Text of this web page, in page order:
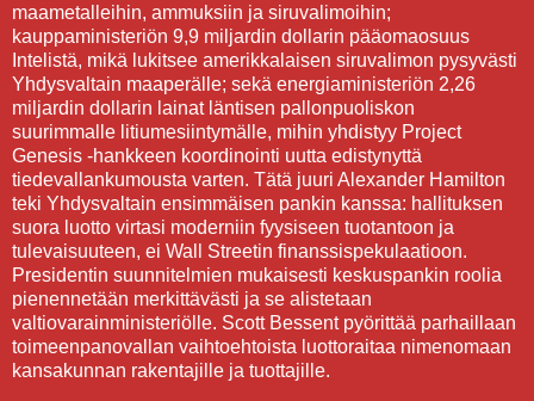
maametalleihin, ammuksiin ja siruvalimoihin;
kauppaministeriön 9,9 miljardin dollarin pääomaosuus
Intelistä, mikä lukitsee amerikkalaisen siruvalimon pysyvästi
Yhdysvaltain maaperälle; sekä energiaministeriön 2,26
miljardin dollarin lainat läntisen pallonpuoliskon
suurimmalle litiumesiintymälle, mihin yhdistyy Project
Genesis -hankkeen koordinointi uutta edistynyttä
tiedevallankumousta varten. Tätä juuri Alexander Hamilton
teki Yhdysvaltain ensimmäisen pankin kanssa: hallituksen
suora luotto virtasi moderniin fyysiseen tuotantoon ja
tulevaisuuteen, ei Wall Streetin finanssispekulaatioon.
Presidentin suunnitelmien mukaisesti keskuspankin roolia
pienennetään merkittävästi ja se alistetaan
valtiovarainministeriölle. Scott Bessent pyörittää parhaillaan
toimeenpanovallan vaihtoehtoista luottoraitaa nimenomaan
kansakunnan rakentajille ja tuottajille.